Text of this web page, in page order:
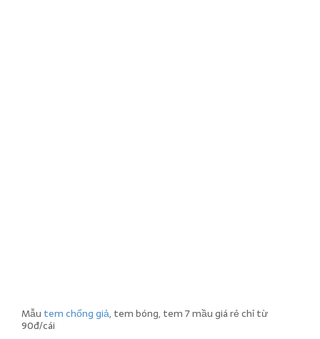
Mẫu tem chống giả, tem bóng, tem 7 mầu giá rẻ chỉ từ
90đ/cái